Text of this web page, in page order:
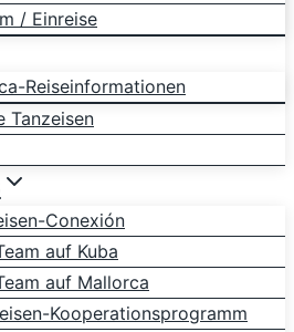
/ Einreise
Reiseinformationen
Tanzeisen
Conexión
auf Kuba
auf Mallorca
Kooperationsprogramm